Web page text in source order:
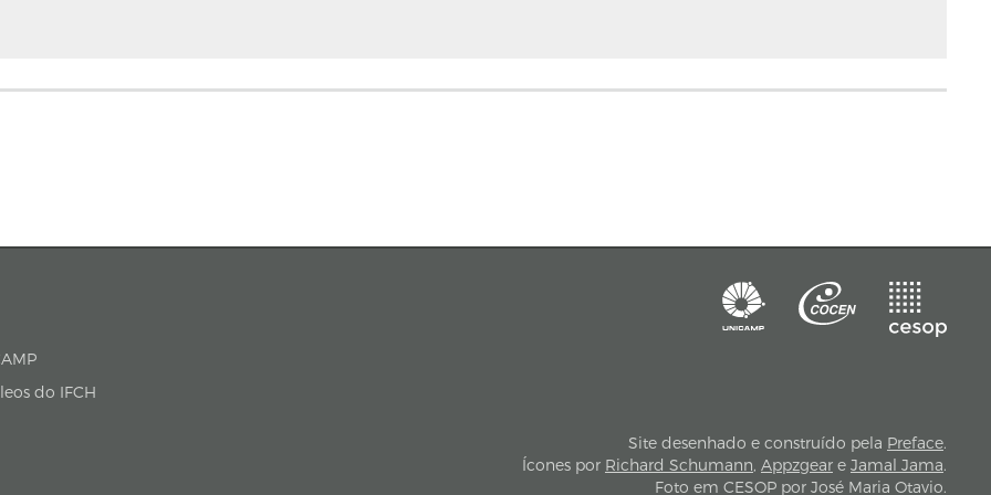
UNICAMP
do IFCH
Site desenhado e construído pela Preface.
Ícones por Richard Schumann, Appzgeare Jamal Jama.
Foto em CESOP por José Maria Otavio.